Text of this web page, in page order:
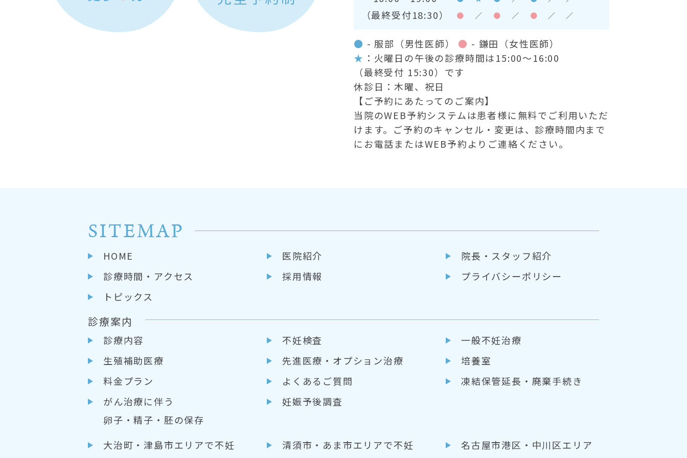
（最終受付18:30） ● ／ ● ／ ● ／ ／
● - 服部（男性医師） ● - 鎌田（女性医師）
★ ：火曜日の午後の診療時間は15:00～16:00
（最終受付 15:30）です
休診日：木曜、祝日
【ご予約にあたってのご案内】
当院のWEB予約システムは患者様に無料でご利用いただ
けます。ご予約のキャンセル・変更は、診療時間内まで
にお電話またはWEB予約よりご連絡ください。
SITEMAP
HOME 医院紹介
院長・スタッフ紹介
診療時間・アクセス
採用情報
プライバシーポリシー
トピックス
診療案内
診療内容 不妊検査
一般不妊治療
生殖補助医療
先進医療・ オプション治療
培養室
料金プラン
よくあるご質問 凍結保管延長・ 廃棄手続き
がん治療に伴う
卵子・精子・胚の保存
妊娠予後調査
大治町・津島市エリアで不妊
清須市・あま市エリアで不妊
名古屋市港区・中川区エリア